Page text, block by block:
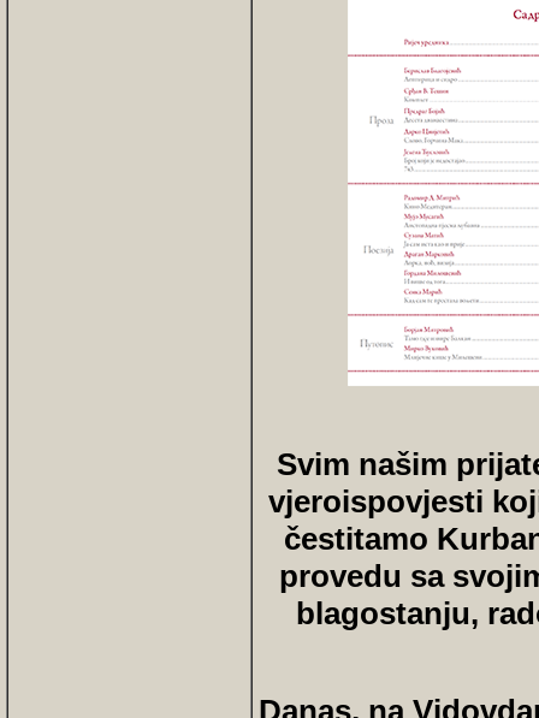
Svim našim
vjeroispovjesti
čestitamo
provedu sa
blagostanju,
Danas, na